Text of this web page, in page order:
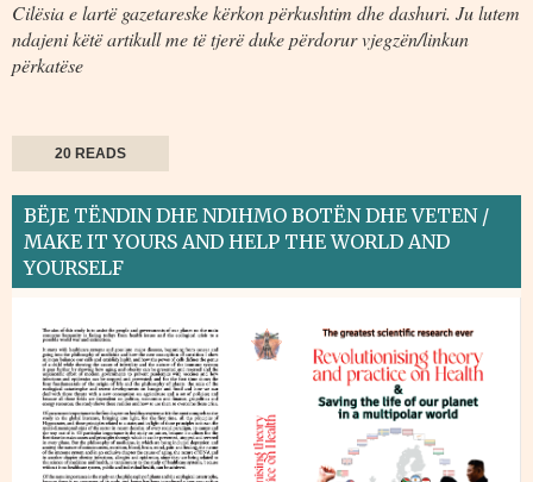
Cilësia e lartë gazetareske kërkon përkushtim dhe dashuri. Ju lutem
ndajeni këtë artikull me të tjerë duke përdorur vjegzën/linkun
përkatëse
20 READS
BËJE TËNDIN DHE NDIHMO BOTËN DHE VETEN /
MAKE IT YOURS AND HELP THE WORLD AND
YOURSELF